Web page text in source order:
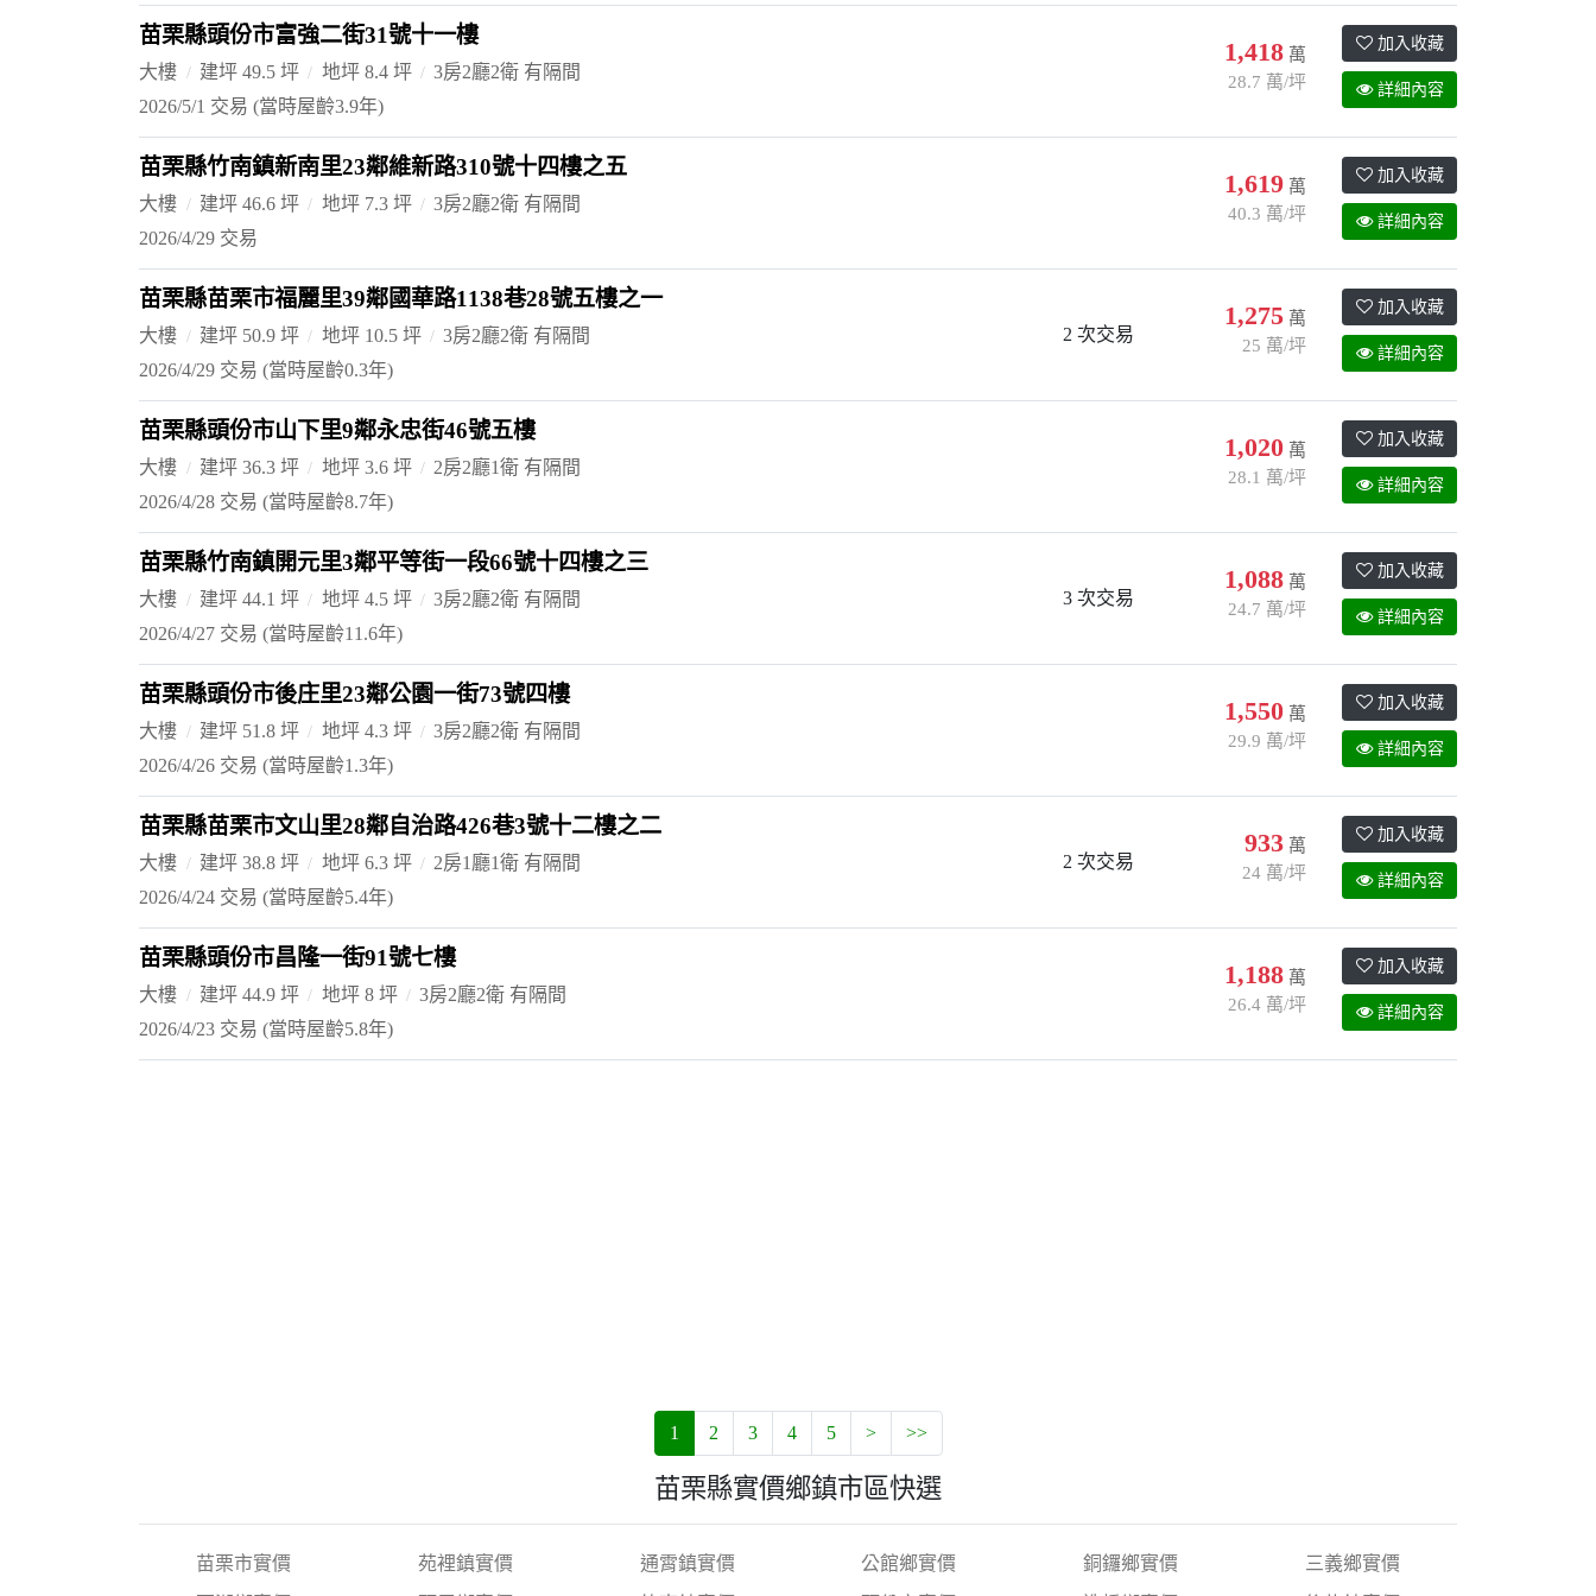
苗栗縣頭份市富強二街31號十一樓
大樓 建坪 49.5 坪 地坪 8.4 坪
3房2廳2衛 有隔間
2026/5/1 交易 (當時屋齡3.9年)
1,418 萬
28.7 萬/坪
加入收藏
詳細內容
苗栗縣竹南鎮新南里23鄰維新路310號十四樓之五
大樓 建坪 46.6 坪 地坪 7.3 坪
3房2廳2衛 有隔間
2026/4/29 交易
1,619 萬
40.3 萬/坪
加入收藏
詳細內容
苗栗縣苗栗市福麗里39鄰國華路1138巷28號五樓之一
大樓 建坪 50.9 坪 地坪 10.5 坪
3房2廳2衛 有隔間
2026/4/29 交易 (當時屋齡0.3年)
2 次交易
1,275 萬
25 萬/坪
加入收藏
詳細內容
苗栗縣頭份市山下里9鄰永忠街46號五樓
大樓 建坪 36.3 坪 地坪 3.6 坪
2房2廳1衛 有隔間
2026/4/28 交易 (當時屋齡8.7年)
1,020 萬
28.1 萬/坪
加入收藏
詳細內容
苗栗縣竹南鎮開元里3鄰平等街一段66號十四樓之三
大樓 建坪 44.1 坪 地坪 4.5 坪
3房2廳2衛 有隔間
2026/4/27 交易 (當時屋齡11.6年)
3 次交易
1,088 萬
24.7 萬/坪
加入收藏
詳細內容
苗栗縣頭份市後庄里23鄰公園一街73號四樓
大樓 建坪 51.8 坪 地坪 4.3 坪
3房2廳2衛 有隔間
2026/4/26 交易 (當時屋齡1.3年)
1,550 萬
29.9 萬/坪
加入收藏
詳細內容
苗栗縣苗栗市文山里28鄰自治路426巷3號十二樓之二
大樓 建坪 38.8 坪 地坪 6.3 坪
2房1廳1衛 有隔間
2026/4/24 交易 (當時屋齡5.4年)
2 次交易
933 萬
24 萬/坪
加入收藏
詳細內容
苗栗縣頭份市昌隆一街91號七樓
大樓 建坪 44.9 坪 地坪 8 坪
3房2廳2衛 有隔間
2026/4/23 交易 (當時屋齡5.8年)
1,188 萬
26.4 萬/坪
加入收藏
詳細內容
1 2 3 4 5 > >>
苗栗縣實價鄉鎮市區快選
苗栗市實價 苑裡鎮實價 通霄鎮實價 公館鄉實價 銅鑼鄉實價
三義鄉實價